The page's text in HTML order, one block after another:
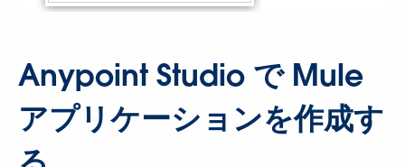
Anypoint Studio で Mule
アプリケーションを作成す